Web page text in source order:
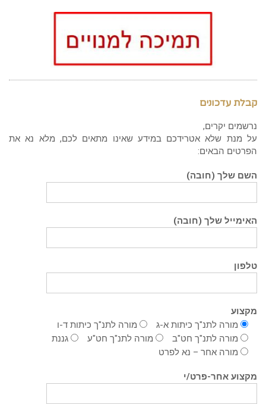
קבלת עדכונים
נרשמים יקרים,
על מנת שלא אטרידכם במידע שאינו מתאים לכם, מלא נא את
הפרטים הבאים:
השם שלך (חובה)
האימייל שלך (חובה)
טלפון
מקצוע
מורה לתנ"ך כיתות א-ג
מורה לתנ"ך כיתות ד-ו
מורה לתנ"ך חט"ב
מורה לתנ"ך חט"ע
גננת
מורה אחר – נא לפרט
מקצוע אחר-פרט/י